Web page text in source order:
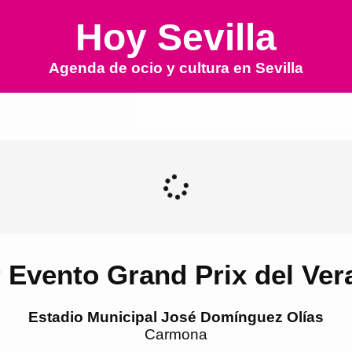
Hoy Sevilla
Agenda de ocio y cultura en Sevilla
Evento Grand Prix del
Estadio Municipal José Domínguez Olías
Carmona